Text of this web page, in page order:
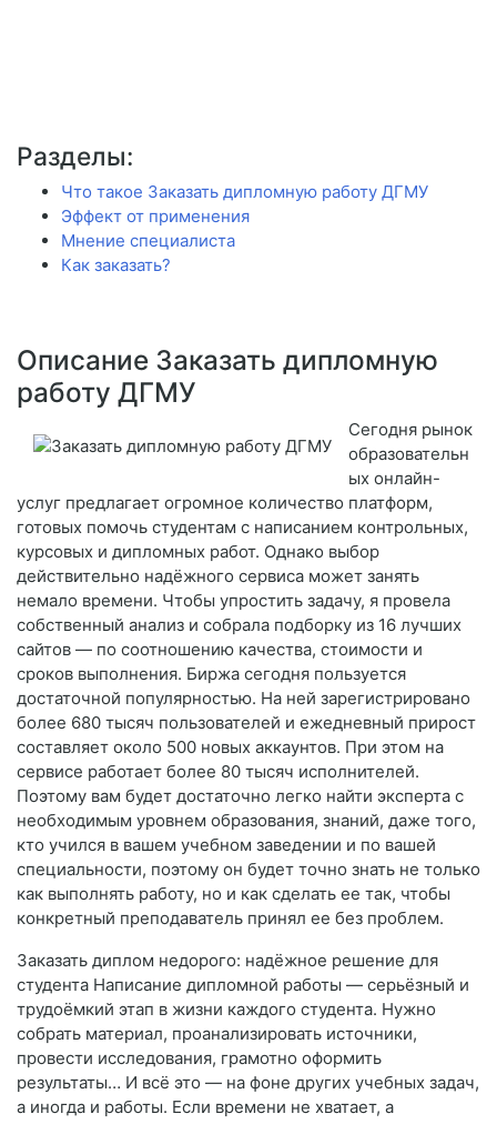
Разделы:
Что такое Заказать дипломную работу ДГМУ
Эффект от применения
Мнение специалиста
Как заказать?
Описание Заказать дипломную
работу ДГМУ
Сегодня рынок
образовательн
ых онлайн-
услуг предлагает огромное количество платформ,
готовых помочь студентам с написанием контрольных,
курсовых и дипломных работ. Однако выбор
действительно надёжного сервиса может занять
немало времени. Чтобы упростить задачу, я провела
собственный анализ и собрала подборку из 16 лучших
сайтов — по соотношению качества, стоимости и
сроков выполнения. Биржа сегодня пользуется
достаточной популярностью. На ней зарегистрировано
более 680 тысяч пользователей и ежедневный прирост
составляет около 500 новых аккаунтов. При этом на
сервисе работает более 80 тысяч исполнителей.
Поэтому вам будет достаточно легко найти эксперта с
необходимым уровнем образования, знаний, даже того,
кто учился в вашем учебном заведении и по вашей
специальности, поэтому он будет точно знать не только
как выполнять работу, но и как сделать ее так, чтобы
конкретный преподаватель принял ее без проблем.
Заказать диплом недорого: надёжное решение для
студента Написание дипломной работы — серьёзный и
трудоёмкий этап в жизни каждого студента. Нужно
собрать материал, проанализировать источники,
провести исследования, грамотно оформить
результаты… И всё это — на фоне других учебных задач,
а иногда и работы. Если времени не хватает, а